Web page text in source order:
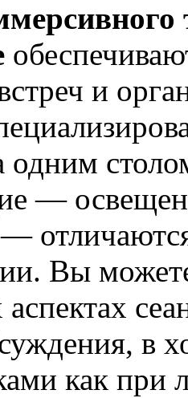
и
одним
—
Вы
в
как при